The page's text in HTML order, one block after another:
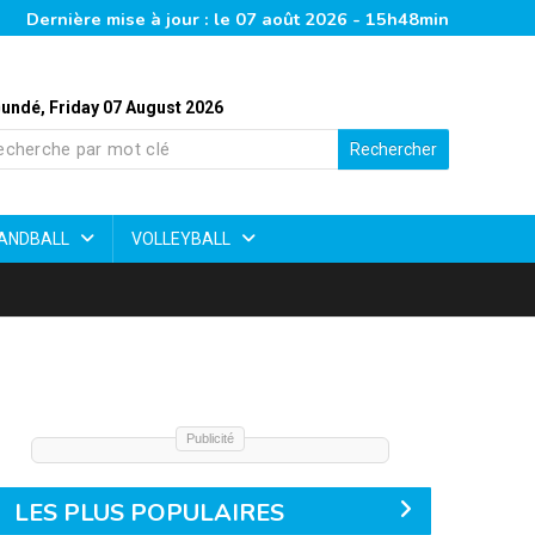
Dernière mise à jour : le 07 août 2026 - 15h48min
Friday 07 August 2026
Rechercher
VOLLEYBALL
Publicité
LES PLUS POPULAIRES